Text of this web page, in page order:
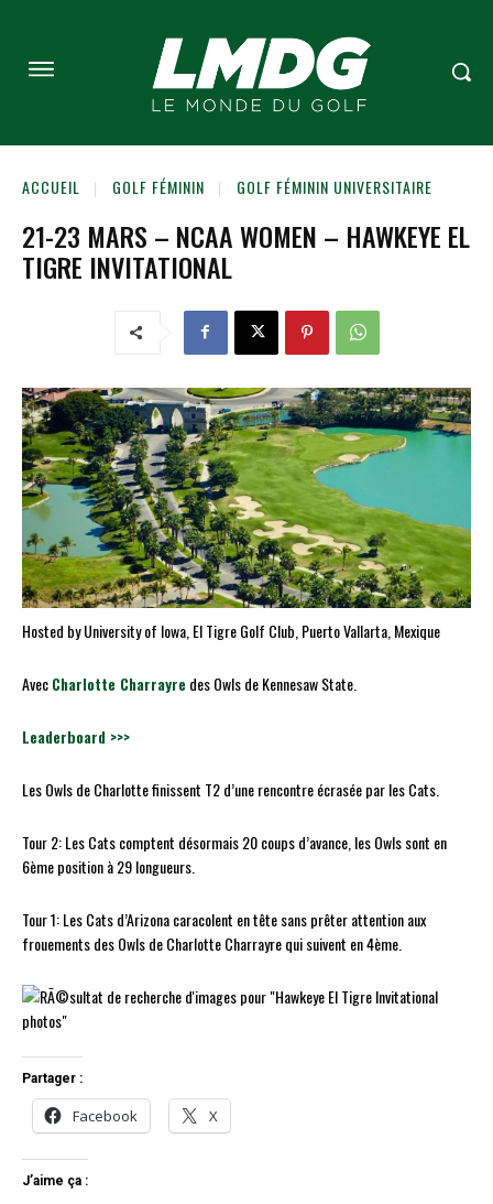
ACCUEIL GOLF FÉMININ GOLF FÉMININ UNIVERSITAIRE
21-23 MARS – NCAA WOMEN – HAWKEYE EL
TIGRE INVITATIONAL
Hosted by University of Iowa, El Tigre Golf Club, Puerto Vallarta, Mexique
AvecCharlotte Charrayredes Owls de Kennesaw State.
Leaderboard >>>
Les Owls de Charlotte finissent T2 d’une rencontre écrasée par les Cats.
Tour 2: Les Cats comptent désormais 20 coups d’avance, les Owls sont en
6ème position à 29 longueurs.
Tour 1: Les Cats d’Arizona caracolent en tête sans prêter attention aux
frouements des Owls de Charlotte Charrayre qui suivent en 4ème.
Partager :
Facebook X
J’aime ça :